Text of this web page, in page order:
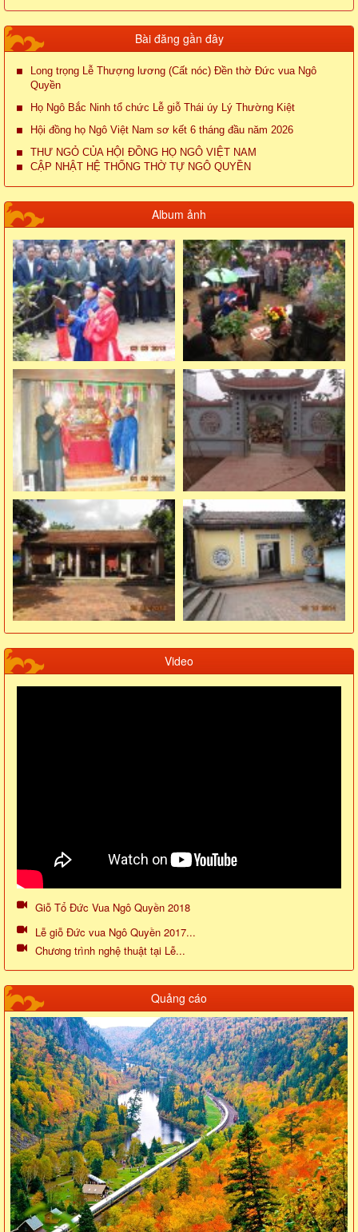
Bài đăng gần đây
Long trọng Lễ Thượng lương (Cất nóc) Đền thờ Đức vua Ngô
Quyền
Họ Ngô Bắc Ninh tổ chức Lễ giỗ Thái úy Lý Thường Kiệt
Hội đồng họ Ngô Việt Nam sơ kết 6 tháng đầu năm 2026
THƯ NGỎ CỦA HỘI ĐỒNG HỌ NGÔ VIỆT NAM
CẬP NHẬT HỆ THỐNG THỜ TỰ NGÔ QUYỀN
Album ảnh
Video
Giỗ Tổ Đức Vua Ngô Quyền 2018
Lễ giỗ Đức vua Ngô Quyền 2017...
Chương trình nghệ thuật tại Lễ...
Quảng cáo